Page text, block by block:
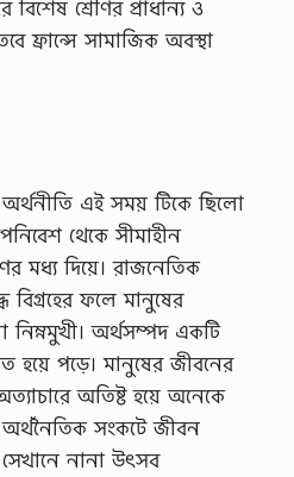
বিশেষ শ্রেণির প্রাধান্য ও
ফ্রান্সে সামাজিক অবস্থা
অর্থনীতি এই সময় টিকে ছিলো
থেকে সীমাহীন
মধ্য দিয়ে। রাজনেতিক
ফলে মানুষের
নিম্নমুখী। অর্থসম্পদ একটি
হয়ে পড়ে। মানুষের জীবনের
অত্যাচারে অতিষ্ট হয়ে অনেকে
অর্থনৈতিক সংকটে জীবন
নানা উৎসব